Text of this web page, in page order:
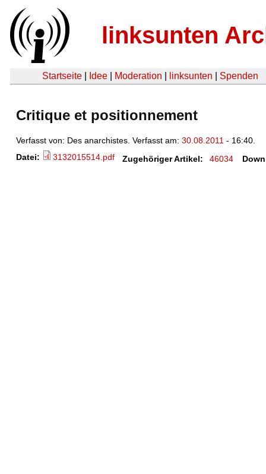
linksunten
Startseite Idee Moderation linksunten Spenden
Critique et positionnement
Verfasst von: Des anarchistes. Verfasst am: 30.08.2011 - 16:40.
Datei:
3132015514.pdf Zugehöriger Artikel: 46034